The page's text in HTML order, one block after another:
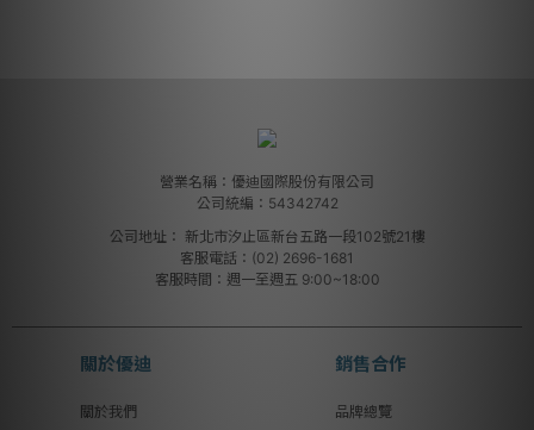
營業名稱：優迪國際股份有限公司
公司統編：54342742
公司地址： 新北市汐止區新台五路一段102號21樓
客服電話：(02) 2696-1681
客服時間：週一至週五 9:00~18:00
關於優迪
關於我們
銷售合作
品牌總覽